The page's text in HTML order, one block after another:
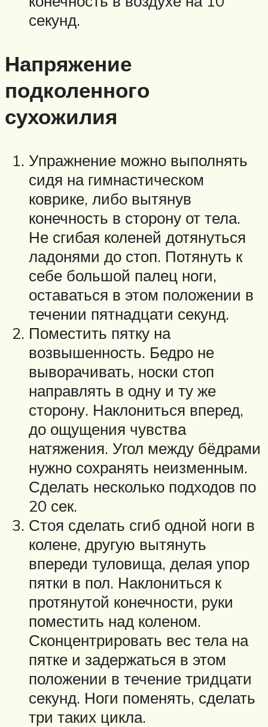
секунд.
Напряжение
подколенного
сухожилия
Упражнение можно выполнять
сидя на гимнастическом
коврике, либо вытянув
конечность в сторону от тела.
Не сгибая коленей дотянуться
ладонями до стоп. Потянуть к
себе большой палец ноги,
оставаться в этом положении в
течении пятнадцати секунд.
Поместить пятку на
возвышенность. Бедро не
выворачивать, носки стоп
направлять в одну и ту же
сторону. Наклониться вперед,
до ощущения чувства
натяжения. Угол между бёдрами
нужно сохранять неизменным.
Сделать несколько подходов по
20 сек.
Стоя сделать сгиб одной ноги в
колене, другую вытянуть
впереди туловища, делая упор
пятки в пол. Наклониться к
протянутой конечности, руки
поместить над коленом.
Сконцентрировать вес тела на
пятке и задержаться в этом
положении в течение тридцати
секунд. Ноги поменять, сделать
три таких цикла.